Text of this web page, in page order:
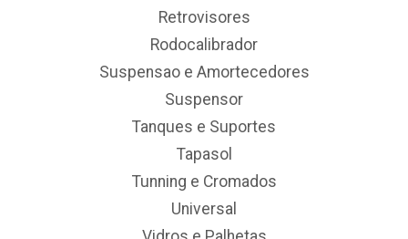
Retrovisores
Rodocalibrador
Suspensao e Amortecedores
Suspensor
Tanques e Suportes
Tapasol
Tunning e Cromados
Universal